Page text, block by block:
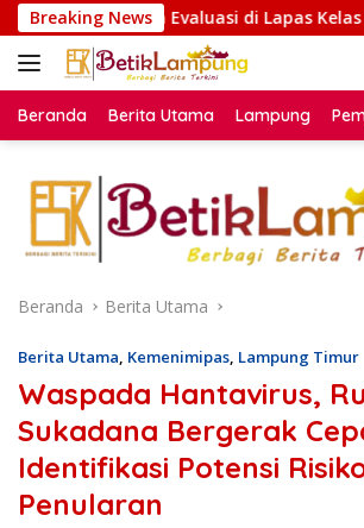
Langsung
ke
konten
Breaking News
di Lapas Kelas ll Pangururan
Beranda Berita Utama Lampung
Beranda Berita Utama
Berita Utama, Kemenimipas, Lampung Timur
Waspada Hantavirus,
Sukadana Bergerak
Identifikasi Potensi
Penularan